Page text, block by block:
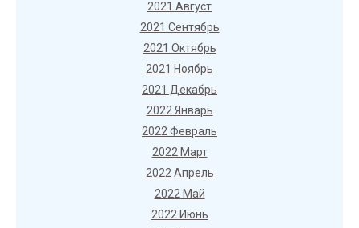
2021 Август
2021 Сентябрь
2021 Октябрь
2021 Ноябрь
2021 Декабрь
2022 Январь
2022 Февраль
2022 Март
2022 Апрель
2022 Май
2022 Июнь